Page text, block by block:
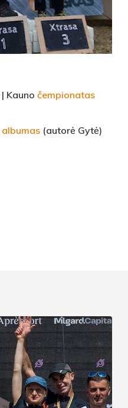
| Kauno čempionatas
albumas (autorė Gytė)